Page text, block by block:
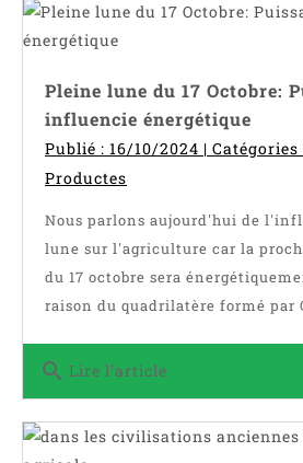
Pleine lune du 17 Octobre:
influencie énergétique
Publié : 16/10/2024 | Catégories
Productes
Nous parlons aujourd'hui de
lune sur l'agriculture car la
du 17 octobre sera
raison du quadrilatère formé par
search Lire l'article